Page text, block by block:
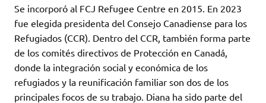
Se incorporó al FCJ Refugee Centre en 2015. En 2023
fue elegida presidenta del Consejo Canadiense para los
Refugiados (CCR). Dentro del CCR, también forma parte
de los comités directivos de Protección en Canadá,
donde la integración social y económica de los
refugiados y la reunificación familiar son dos de los
principales focos de su trabajo. Diana ha sido parte del